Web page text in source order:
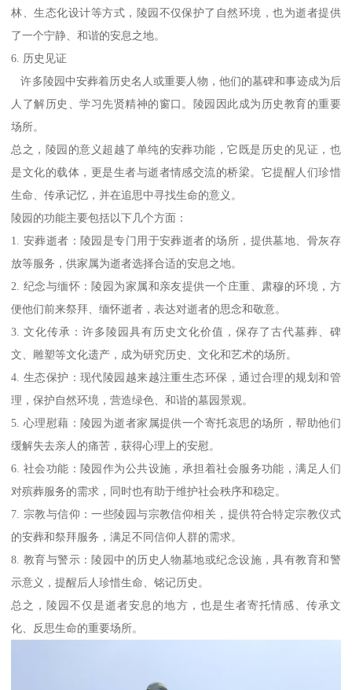
林、生态化设计等方式，陵园不仅保护了自然环境，也为逝者提供
了一个宁静、和谐的安息之地。
6. 历史见证
许多陵园中安葬着历史名人或重要人物，他们的墓碑和事迹成为后
人了解历史、学习先贤精神的窗口。陵园因此成为历史教育的重要
场所。
总之，陵园的意义超越了单纯的安葬功能，它既是历史的见证，也
是文化的载体，更是生者与逝者情感交流的桥梁。它提醒人们珍惜
生命、传承记忆，并在追思中寻找生命的意义。
陵园的功能主要包括以下几个方面：
1. 安葬逝者：陵园是专门用于安葬逝者的场所，提供墓地、骨灰存
放等服务，供家属为逝者选择合适的安息之地。
2. 纪念与缅怀：陵园为家属和亲友提供一个庄重、肃穆的环境，方
便他们前来祭拜、缅怀逝者，表达对逝者的思念和敬意。
3. 文化传承：许多陵园具有历史文化价值，保存了古代墓葬、碑
文、雕塑等文化遗产，成为研究历史、文化和艺术的场所。
4. 生态保护：现代陵园越来越注重生态环保，通过合理的规划和管
理，保护自然环境，营造绿色、和谐的墓园景观。
5. 心理慰藉：陵园为逝者家属提供一个寄托哀思的场所，帮助他们
缓解失去亲人的痛苦，获得心理上的安慰。
6. 社会功能：陵园作为公共设施，承担着社会服务功能，满足人们
对殡葬服务的需求，同时也有助于维护社会秩序和稳定。
7. 宗教与信仰：一些陵园与宗教信仰相关，提供符合特定宗教仪式
的安葬和祭拜服务，满足不同信仰人群的需求。
8. 教育与警示：陵园中的历史人物墓地或纪念设施，具有教育和警
示意义，提醒后人珍惜生命、铭记历史。
总之，陵园不仅是逝者安息的地方，也是生者寄托情感、传承文
化、反思生命的重要场所。